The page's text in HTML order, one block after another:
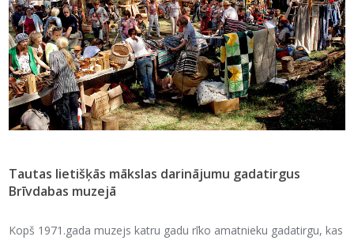
Tautas lietišķās mākslas darinājumu gadatirgus
Brīvdabas muzejā
Kopš 1971.gada muzejs katru gadu rīko amatnieku gadatirgu, kas